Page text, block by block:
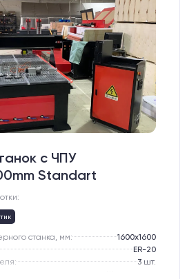
с ЧПУ
Standart
станка, мм:
1600х1600
ER-20
3 шт.